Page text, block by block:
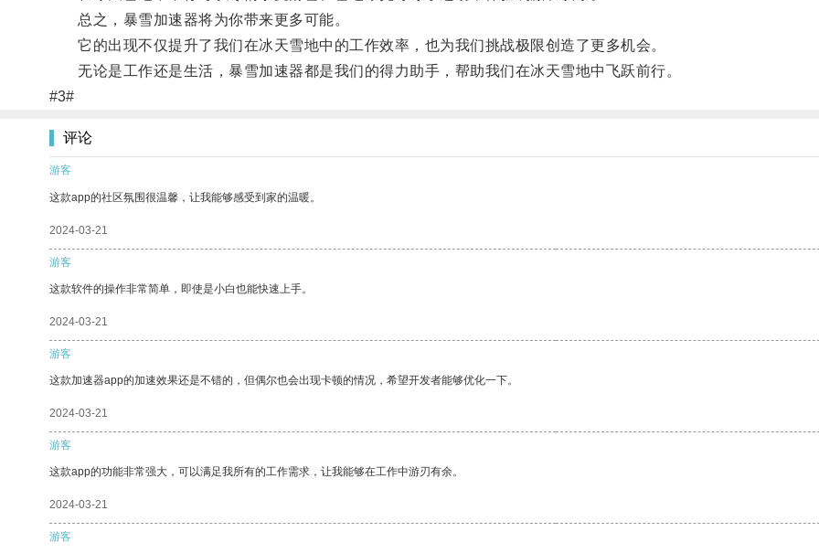
总之，暴雪加速器将为你带来更多可能。
它的出现不仅提升了我们在冰天雪地中的工作效率，也为我们挑战极限创造了更多机会。
无论是工作还是生活，暴雪加速器都是我们的得力助手，帮助我们在冰天雪地中飞跃前行。
#3#
评论
游客
这款app的社区氛围很温馨，让我能够感受到家的温暖。
2024-03-21
游客
这款软件的操作非常简单，即使是小白也能快速上手。
2024-03-21
游客
这款加速器app的加速效果还是不错的，但偶尔也会出现卡顿的情况，希望开发者能够优化一下。
2024-03-21
游客
这款app的功能非常强大，可以满足我所有的工作需求，让我能够在工作中游刃有余。
2024-03-21
游客